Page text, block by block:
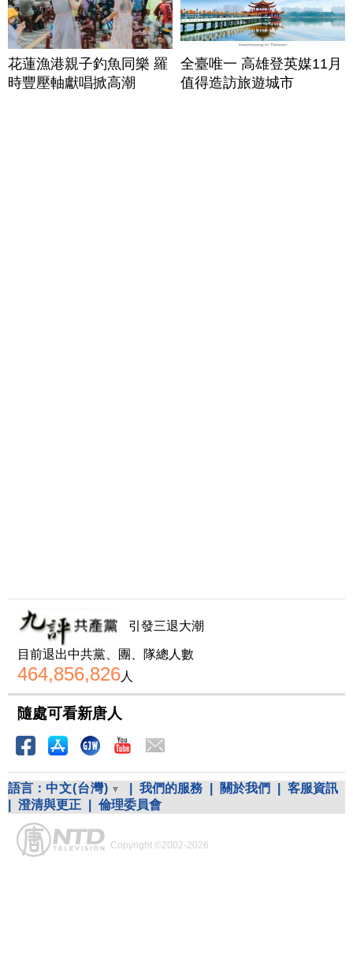
花蓮漁港親子釣魚同樂 羅
時豐壓軸獻唱掀高潮
全臺唯一 高雄登英媒11月
值得造訪旅遊城市
引發三退大潮
目前退出中共黨、團、隊總人數
464,856,826人
隨處可看新唐人
語言： 中文(台灣) 我們的服務 關於我們
客服資訊
澄清與更正 倫理委員會
Copyright ©2002-2026